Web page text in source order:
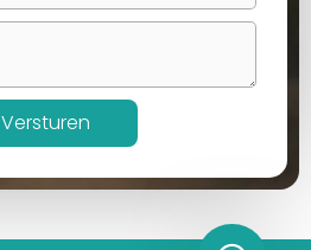
Versturen